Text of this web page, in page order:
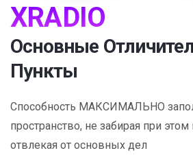
XRADIO
Основные
Пункты
Способность МАКСИМАЛЬНО
пространство, не забирая при
отвлекая от основных дел